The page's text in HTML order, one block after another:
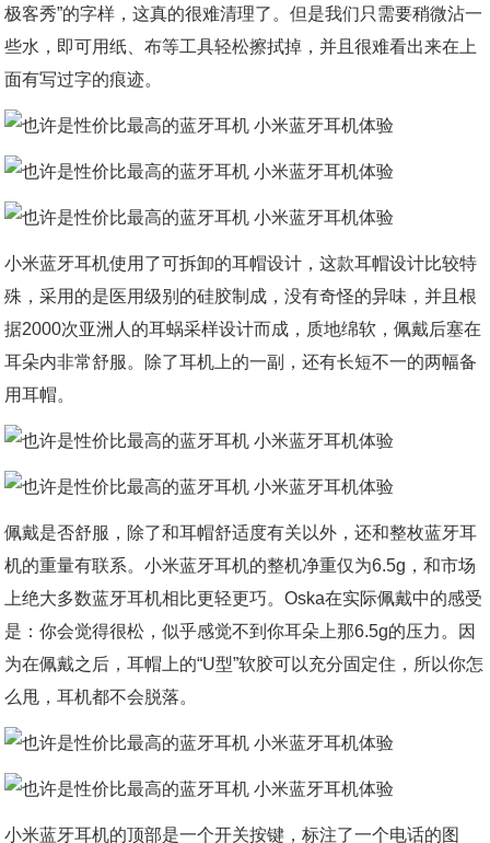
极客秀”的字样，这真的很难清理了。但是我们只需要稍微沾一
些水，即可用纸、布等工具轻松擦拭掉，并且很难看出来在上
面有写过字的痕迹。
小米蓝牙耳机使用了可拆卸的耳帽设计，这款耳帽设计比较特
殊，采用的是医用级别的硅胶制成，没有奇怪的异味，并且根
据2000次亚洲人的耳蜗采样设计而成，质地绵软，佩戴后塞在
耳朵内非常舒服。除了耳机上的一副，还有长短不一的两幅备
用耳帽。
佩戴是否舒服，除了和耳帽舒适度有关以外，还和整枚蓝牙耳
机的重量有联系。小米蓝牙耳机的整机净重仅为6.5g，和市场
上绝大多数蓝牙耳机相比更轻更巧。Oska在实际佩戴中的感受
是：你会觉得很松，似乎感觉不到你耳朵上那6.5g的压力。因
为在佩戴之后，耳帽上的“U型”软胶可以充分固定住，所以你怎
么甩，耳机都不会脱落。
小米蓝牙耳机的顶部是一个开关按键，标注了一个电话的图